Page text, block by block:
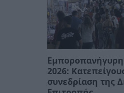
2026:
συνεδρίαση της